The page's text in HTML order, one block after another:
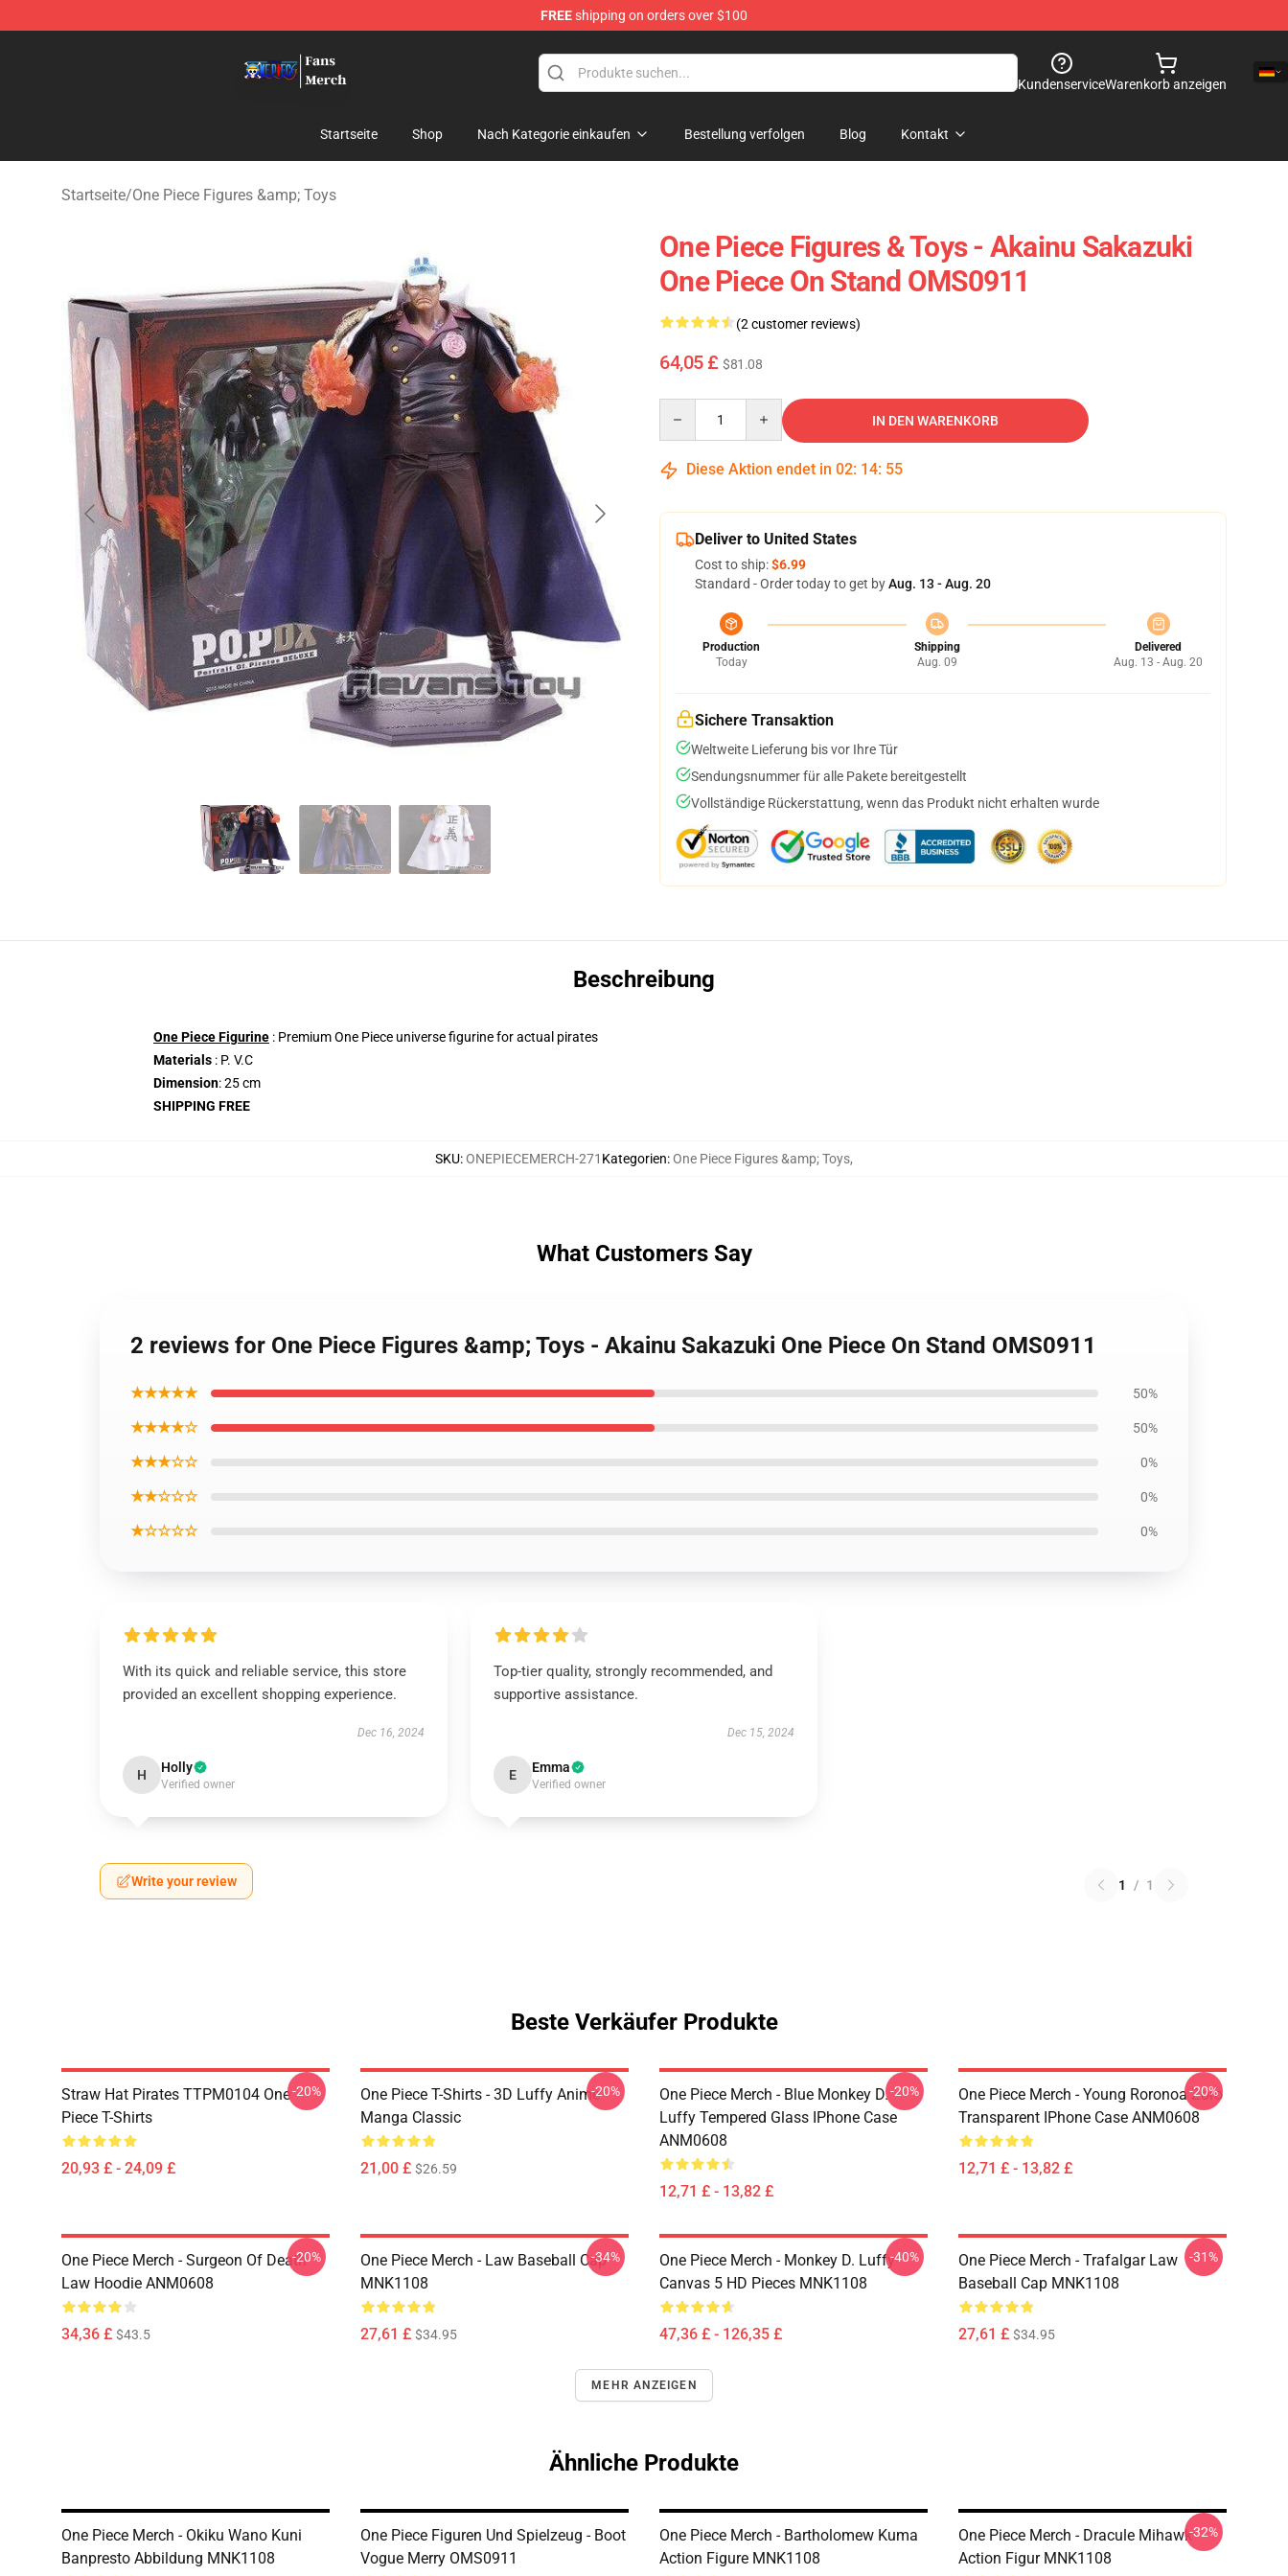
FREEshipping on orders over $100
KundenserviceWarenkorb anzeigen
Startseite Shop Nach Kategorie einkaufen Bestellung verfolgen Blog Kontakt
Startseite/One Piece Figures &amp; Toys
One Piece Figures & Toys - Akainu Sakazuki
One Piece On Stand OMS0911
(2 customer reviews)
64,05 £ $81.08
IN DEN WARENKORB
Diese Aktion endet in 02: 14: 54
Deliver to United States
Cost to ship:$6.99
Standard - Order today to get byAug. 13 - Aug. 20
Production
Today
Shipping
Aug. 09
Delivered
Aug. 13 - Aug. 20
Sichere Transaktion
Weltweite Lieferung bis vor Ihre Tür
Sendungsnummer für alle Pakete bereitgestellt
Vollständige Rückerstattung, wenn das Produkt nicht erhalten wurde
Beschreibung
One Piece Figurine : Premium One Piece universe figurine for actual pirates
Materials : P. V.C
Dimension: 25 cm
SHIPPING FREE
SKU:ONEPIECEMERCH-271 Kategorien:One Piece Figures &amp; Toys,
What Customers Say
2 reviews for One Piece Figures &amp; Toys - Akainu Sakazuki One Piece On Stand OMS0911
★★★★★ 50%
★★★★☆ 50%
★★★☆☆ 0%
★★☆☆☆ 0%
★☆☆☆☆ 0%
With its quick and reliable service, this store
provided an excellent shopping experience.
Dec 16, 2024
H Holly
Verified owner
Top-tier quality, strongly recommended, and
supportive assistance.
Dec 15, 2024
E Emma
Verified owner
Write your review 1 / 1
Beste Verkäufer Produkte
Straw Hat Pirates TTPM0104 One
Piece T-Shirts
20,93 £ - 24,09 £
-20%
One Piece T-Shirts - 3D Luffy Anime
Manga Classic
21,00 £ $26.59
-20%
One Piece Merch - Blue Monkey D.
Luffy Tempered Glass IPhone Case
ANM0608
12,71 £ - 13,82 £
-20%
One Piece Merch - Young Roronoa Zoro
Transparent IPhone Case ANM0608
12,71 £ - 13,82 £
-20%
One Piece Merch - Surgeon Of Death
Law Hoodie ANM0608
34,36 £ $43.5
-20%
One Piece Merch - Law Baseball Cap
MNK1108
27,61 £ $34.95
-34%
One Piece Merch - Monkey D. Luffy
Canvas 5 HD Pieces MNK1108
47,36 £ - 126,35 £
-40%
One Piece Merch - Trafalgar Law
Baseball Cap MNK1108
27,61 £ $34.95
-31%
MEHR ANZEIGEN
Ähnliche Produkte
One Piece Merch - Okiku Wano Kuni
Banpresto Abbildung MNK1108
One Piece Figuren Und Spielzeug - Boot
Vogue Merry OMS0911
One Piece Merch - Bartholomew Kuma
Action Figure MNK1108
One Piece Merch - Dracule Mihawk
Action Figur MNK1108
-32%